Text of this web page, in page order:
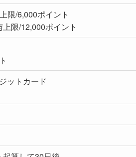
限/6,000ポイント
限/12,000ポイント
ットカード